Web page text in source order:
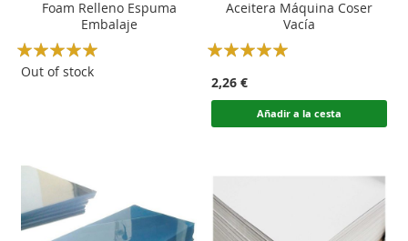
Foam Relleno Espuma
Embalaje
Rating:
100
% of100
Out of stock
Aceitera Máquina Coser
Vacía
Rating:
2,26 €
Añadir a la cesta